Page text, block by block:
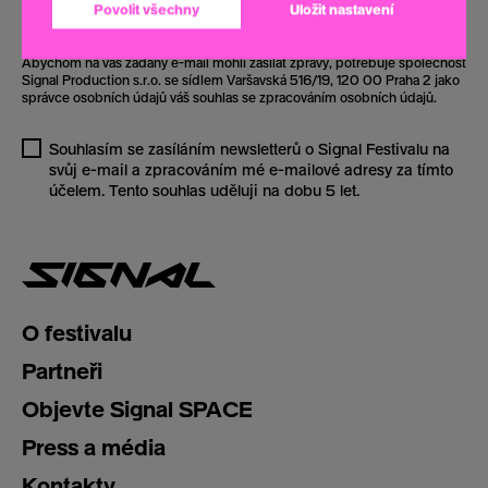
Odebírat
Abychom na váš zadaný e-mail mohli zasílat zprávy, potřebuje společnost
Signal Production s.r.o. se sídlem Varšavská 516/19, 120 00 Praha 2 jako
správce osobních údajů váš souhlas se zpracováním osobních údajů.
Souhlasím se zasíláním newsletterů o Signal Festivalu na
svůj e-mail a zpracováním mé e-mailové adresy za tímto
účelem. Tento souhlas uděluji na dobu 5 let.
O festivalu
Partneři
Objevte Signal SPACE
Press a média
Povolit všechny Uložit nastavení